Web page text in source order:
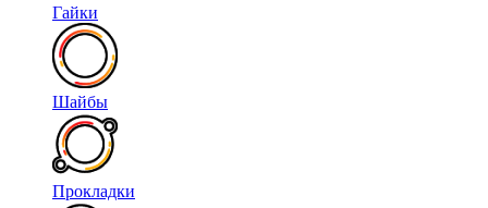
Гайки
Шайбы
Прокладки